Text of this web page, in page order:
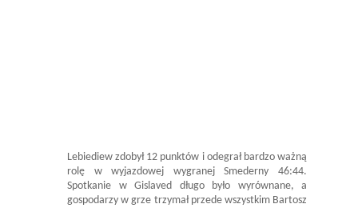
Lebiediew zdobył 12 punktów i odegrał bardzo ważną
rolę w wyjazdowej wygranej Smederny 46:44.
Spotkanie w Gislaved długo było wyrównane, a
gospodarzy w grze trzymał przede wszystkim Bartosz